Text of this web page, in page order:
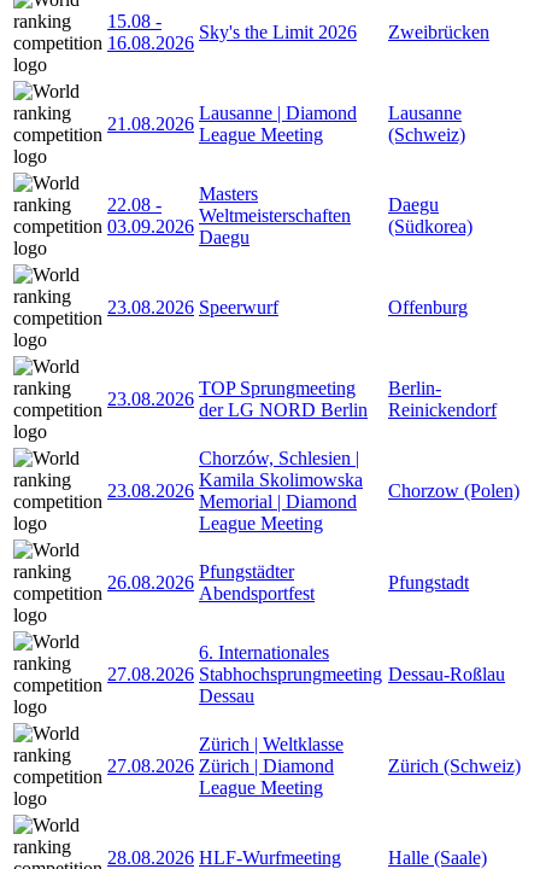
15.08 -
16.08.2026
Sky's the Limit 2026 Zweibrücken
21.08.2026
Lausanne | Diamond
League Meeting
Lausanne
(Schweiz)
22.08 -
03.09.2026
Masters
Weltmeisterschaften
Daegu
Daegu
(Südkorea)
23.08.2026 Speerwurf Offenburg
23.08.2026
TOP Sprungmeeting
der LG NORD Berlin
Berlin-
Reinickendorf
23.08.2026
Chorzów, Schlesien |
Kamila Skolimowska
Memorial | Diamond
League Meeting
Chorzow (Polen)
26.08.2026
Pfungstädter
Abendsportfest
Pfungstadt
27.08.2026
6. Internationales
Stabhochsprungmeeting
Dessau
Dessau-Roßlau
27.08.2026
Zürich | Weltklasse
Zürich | Diamond
League Meeting
Zürich (Schweiz)
28.08.2026 HLF-Wurfmeeting Halle (Saale)